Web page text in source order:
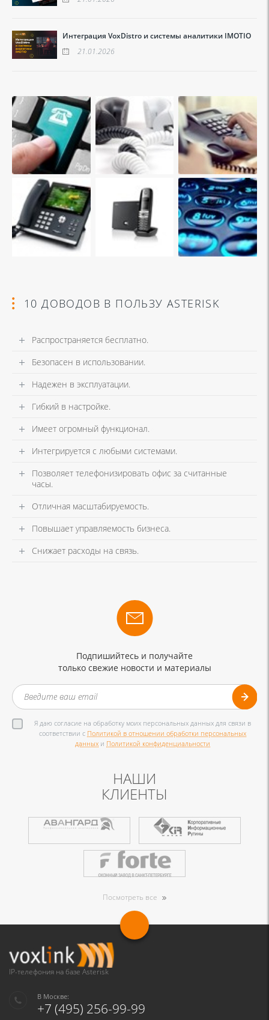
Интеграция VoxDistro и системы аналитики IMOTIO
21.01.2026
10 ДОВОДОВ В ПОЛЬЗУ ASTERISK
Распространяется бесплатно.
Безопасен в использовании.
Надежен в эксплуатации.
Гибкий в настройке.
Имеет огромный функционал.
Интегрируется с любыми системами.
Позволяет телефонизировать офис за считанные
часы.
Отличная масштабируемость.
Повышает управляемость бизнеса.
Снижает расходы на связь.
Подпишийтесь и получайте
только свежие новости и материалы
Я даю согласие на обработку моих персональных данных для связи в
соответствии с Политикой в отношении обработки персональных
данных и Политикой конфиденциальности
НАШИ
КЛИЕНТЫ
Посмотреть все
IP-телефония на базе Asterisk
В Москве:
+7 (495) 256-99-99